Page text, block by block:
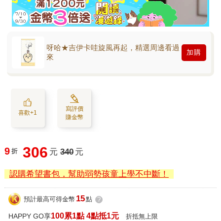
呀哈★吉伊卡哇旋風再起，精選周邊看過
來
加購
喜歡+1
寫評價
賺金幣
9 折 306 元 340 元
認購希望書包，幫助弱勢孩童上學不中斷！
預計最高可得金幣 15點 ?
HAPPY GO享100累1點 4點抵1元 折抵無上限